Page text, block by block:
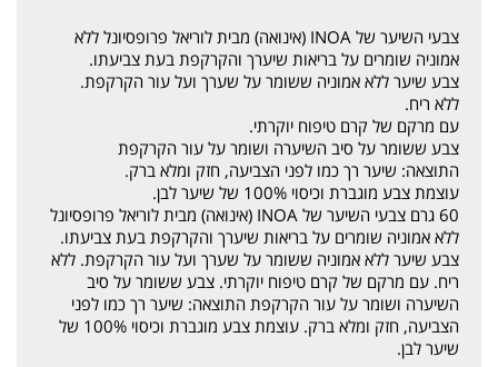
צבעי השיער של INOA (אינואה) מבית לוריאל פרופסיונל ללא
אמוניה שומרים על בריאות שיערך והקרקפת בעת צביעתו.
צבע שיער ללא אמוניה ששומר על שערך ועל עור הקרקפת.
ללא ריח.
עם מרקם של קרם טיפוח יוקרתי.
צבע ששומר על סיב השיערה ושומר על עור הקרקפת
התוצאה: שיער רך כמו לפני הצביעה, חזק ומלא ברק.
עוצמת צבע מוגברת וכיסוי 100% של שיער לבן.
60 גרם צבעי השיער של INOA (אינואה) מבית לוריאל פרופסיונל
ללא אמוניה שומרים על בריאות שיערך והקרקפת בעת צביעתו.
צבע שיער ללא אמוניה ששומר על שערך ועל עור הקרקפת. ללא
ריח. עם מרקם של קרם טיפוח יוקרתי. צבע ששומר על סיב
השיערה ושומר על עור הקרקפת התוצאה: שיער רך כמו לפני
הצביעה, חזק ומלא ברק. עוצמת צבע מוגברת וכיסוי 100% של
שיער לבן.